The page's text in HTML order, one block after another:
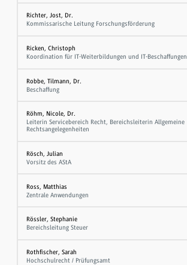
Richter, Jost, Dr.
Kommissarische Leitung Forschungsförderung
Ricken, Christoph
Koordination für IT-Weiterbildungen und IT-Beschaffungen
Robbe, Tilmann, Dr.
Beschaffung
Röhm, Nicole, Dr.
Leiterin Servicebereich Recht, Bereichsleiterin Allgemeine
Rechtsangelegenheiten
Rösch, Julian
Vorsitz des AStA
Ross, Matthias
Zentrale Anwendungen
Rössler, Stephanie
Bereichsleitung Steuer
Rothfischer, Sarah
Hochschulrecht / Prüfungsamt